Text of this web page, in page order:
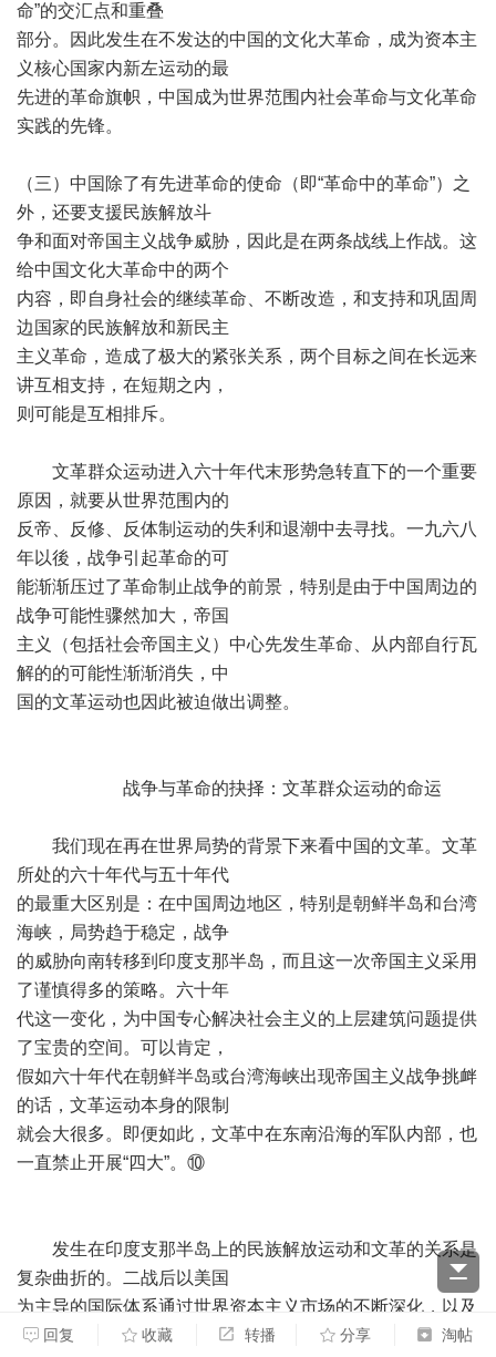
命”的交汇点和重叠
部分。因此发生在不发达的中国的文化大革命，成为资本主
义核心国家内新左运动的最
先进的革命旗帜，中国成为世界范围内社会革命与文化革命
实践的先锋。
（三）中国除了有先进革命的使命（即“革命中的革命”）之
外，还要支援民族解放斗
争和面对帝国主义战争威胁，因此是在两条战线上作战。这
给中国文化大革命中的两个
内容，即自身社会的继续革命、不断改造，和支持和巩固周
边国家的民族解放和新民主
主义革命，造成了极大的紧张关系，两个目标之间在长远来
讲互相支持，在短期之内，
则可能是互相排斥。
文革群众运动进入六十年代末形势急转直下的一个重要
原因，就要从世界范围内的
反帝、反修、反体制运动的失利和退潮中去寻找。一九六八
年以後，战争引起革命的可
能渐渐压过了革命制止战争的前景，特别是由于中国周边的
战争可能性骤然加大，帝国
主义（包括社会帝国主义）中心先发生革命、从内部自行瓦
解的的可能性渐渐消失，中
国的文革运动也因此被迫做出调整。
战争与革命的抉择：文革群众运动的命运
我们现在再在世界局势的背景下来看中国的文革。文革
所处的六十年代与五十年代
的最重大区别是：在中国周边地区，特别是朝鲜半岛和台湾
海峡，局势趋于稳定，战争
的威胁向南转移到印度支那半岛，而且这一次帝国主义采用
了谨慎得多的策略。六十年
代这一变化，为中国专心解决社会主义的上层建筑问题提供
了宝贵的空间。可以肯定，
假如六十年代在朝鲜半岛或台湾海峡出现帝国主义战争挑衅
的话，文革运动本身的限制
就会大很多。即便如此，文革中在东南沿海的军队内部，也
一直禁止开展“四大”。⑩
发生在印度支那半岛上的民族解放运动和文革的关系是
复杂曲折的。二战后以美国
为主导的国际体系通过世界资本主义市场的不断深化，以及
对边缘地区的融合纳入、深
回复 收藏 转播 分享 淘帖